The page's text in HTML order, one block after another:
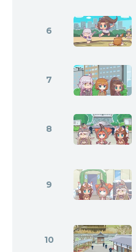
6
7
8
9
10